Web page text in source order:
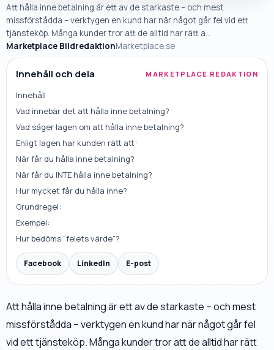
Att hålla inne betalning är ett av de starkaste – och mest
missförstådda – verktygen en kund har när något går fel vid ett
tjänsteköp. Många kunder tror att de alltid har rätt a...
Marketplace BildredaktionMarketplace.se
Innehåll och dela MARKETPLACE REDAKTION
Innehåll
Vad innebär det att hålla inne betalning?
Vad säger lagen om att hålla inne betalning?
Enligt lagen har kunden rätt att:
När får du hålla inne betalning?
När får du INTE hålla inne betalning?
Hur mycket får du hålla inne?
Grundregel:
Exempel:
Hur bedöms “felets värde”?
Facebook LinkedIn E-post
Att hålla inne betalning är ett av de starkaste – och mest
missförstådda – verktygen en kund har när något går fel
vid ett tjänsteköp. Många kunder tror att de alltid har rätt